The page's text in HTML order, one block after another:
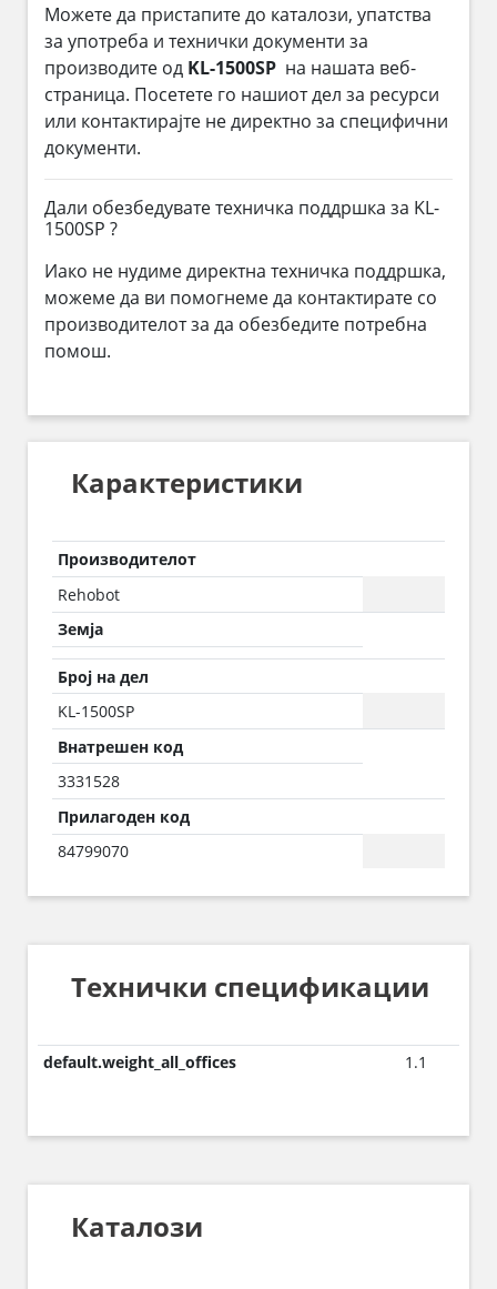
Можете да пристапите до каталози, упатства
за употреба и технички документи за
производите од KL-1500SP на нашата веб-
страница. Посетете го нашиот дел за ресурси
или контактирајте не директно за специфични
документи.
Дали обезбедувате техничка поддршка за KL-
1500SP ?
Иако не нудиме директна техничка поддршка,
можеме да ви помогнеме да контактирате со
производителот за да обезбедите потребна
помош.
Карактеристики
Производителот
Rehobot
Земја
Број на дел
KL-1500SP
Внатрешен код
3331528
Прилагоден код
84799070
Технички спецификации
default.weight_all_offices 1.1
Каталози